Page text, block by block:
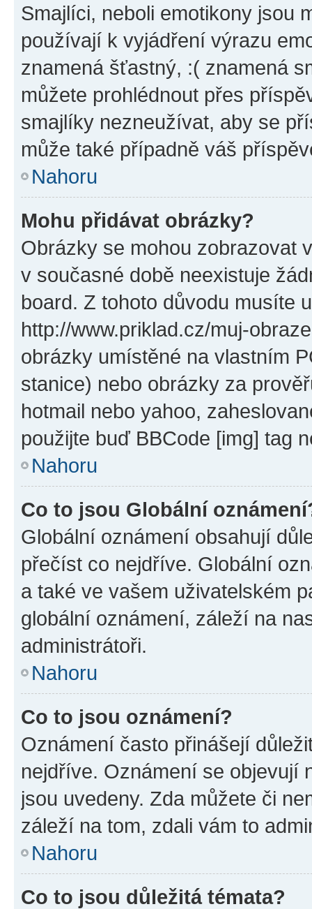
Smajlíci, neboli emotikony jsou
používají k vyjádření výrazu
znamená šťastný, :( znamená
můžete prohlédnout přes
smajlíky nezneužívat, aby se
může také případně váš
Nahoru
Mohu přidávat obrázky?
Obrázky se mohou zobrazovat
v současné době neexistuje
board. Z tohoto důvodu musíte
http://www.priklad.cz/muj-
obrázky umístěné na vlastním
stanice) nebo obrázky za
hotmail nebo yahoo,
použijte buď BBCode [img] tag
Nahoru
Co to jsou Globální
Globální oznámení obsahují
přečíst co nejdříve. Globální
a také ve vašem uživatelském
globální oznámení, záleží na
administrátoři.
Nahoru
Co to jsou oznámení?
Oznámení často přinášejí
nejdříve. Oznámení se objevují
jsou uvedeny. Zda můžete či
záleží na tom, zdali vám to
Nahoru
Co to jsou důležitá témata?